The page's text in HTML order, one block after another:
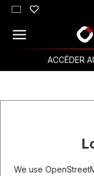
Passer au contenu
ACCÉDER
We use